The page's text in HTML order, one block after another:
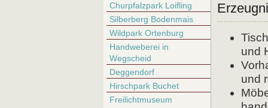
Churpfalzpark Loifling
Silberberg Bodenmais
Wildpark Ortenburg
Handweberei in
Wegscheid
Deggendorf
Hirschpark Buchet
Freilichtmuseum
und
und